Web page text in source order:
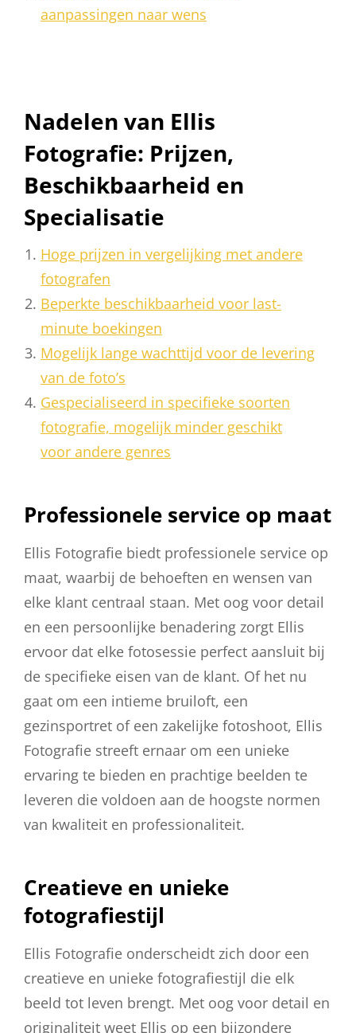
aanpassingen naar wens
Nadelen van Ellis
Fotografie: Prijzen,
Beschikbaarheid en
Specialisatie
Hoge prijzen in vergelijking met andere
fotografen
Beperkte beschikbaarheid voor last-
minute boekingen
Mogelijk lange wachttijd voor de levering
van de foto’s
Gespecialiseerd in specifieke soorten
fotografie, mogelijk minder geschikt
voor andere genres
Professionele service op maat
Ellis Fotografie biedt professionele service op
maat, waarbij de behoeften en wensen van
elke klant centraal staan. Met oog voor detail
en een persoonlijke benadering zorgt Ellis
ervoor dat elke fotosessie perfect aansluit bij
de specifieke eisen van de klant. Of het nu
gaat om een intieme bruiloft, een
gezinsportret of een zakelijke fotoshoot, Ellis
Fotografie streeft ernaar om een unieke
ervaring te bieden en prachtige beelden te
leveren die voldoen aan de hoogste normen
van kwaliteit en professionaliteit.
Creatieve en unieke
fotografiestijl
Ellis Fotografie onderscheidt zich door een
creatieve en unieke fotografiestijl die elk
beeld tot leven brengt. Met oog voor detail en
originaliteit weet Ellis op een bijzondere